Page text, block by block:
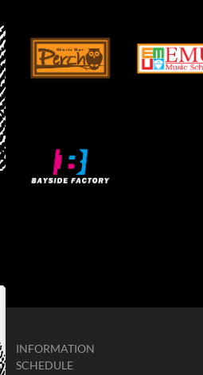
INFORMATION
SCHEDULE